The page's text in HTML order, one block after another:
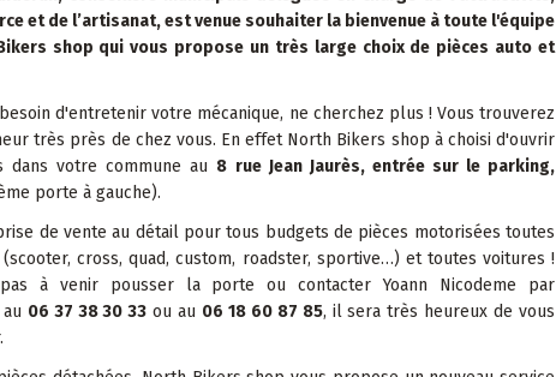
et de l’artisanat, est venue souhaiter la bienvenue à toute l'équipe
shop qui vous propose un très large choix de pièces auto et
d'entretenir votre mécanique, ne cherchez plus ! Vous trouverez
très près de chez vous. En effet North Bikers shop à choisi d'ouvrir
dans votre commune au 8 rue Jean Jaurès, entrée sur le parking,
porte à gauche).
de vente au détail pour tous budgets de pièces motorisées toutes
cross, quad, custom, roadster, sportive…) et toutes voitures !
à venir pousser la porte ou contacter Yoann Nicodeme par
06 37 38 30 33 ou au 06 18 60 87 85, il sera très heureux de vous